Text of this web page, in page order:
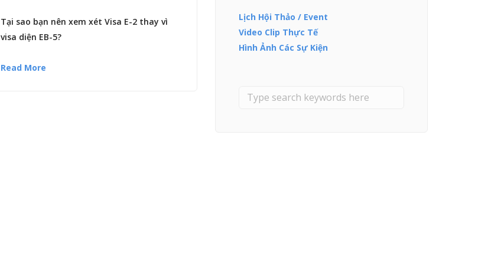
Tại sao bạn nên xem xét Visa E-2 thay vì
visa diện EB-5?
Read More
Lịch Hội Thảo / Event
Video Clip Thực Tế
Hình Ảnh Các Sự Kiện